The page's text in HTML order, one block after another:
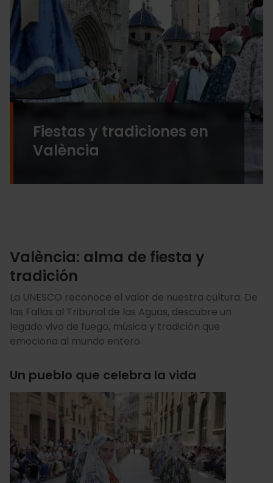
Fiestas y tradiciones en
València
València: alma de fiesta y
tradición
La UNESCO reconoce el valor de nuestra cultura. De
las Fallas al Tribunal de las Aguas, descubre un
legado vivo de fuego, música y tradición que
emociona al mundo entero.
Un pueblo que celebra la vida